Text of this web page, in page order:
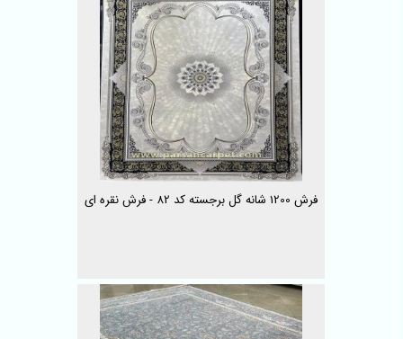
فرش 1200 شانه گل برجسته کد 82 - فرش نقره ای